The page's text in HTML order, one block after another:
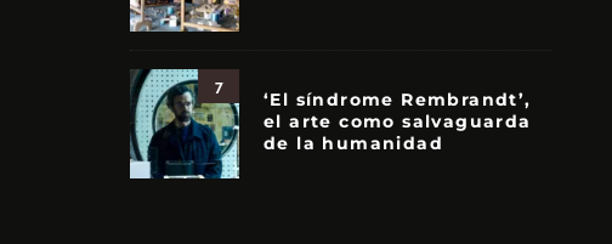
7
‘El síndrome Rembrandt’,
el arte como salvaguarda
de la humanidad